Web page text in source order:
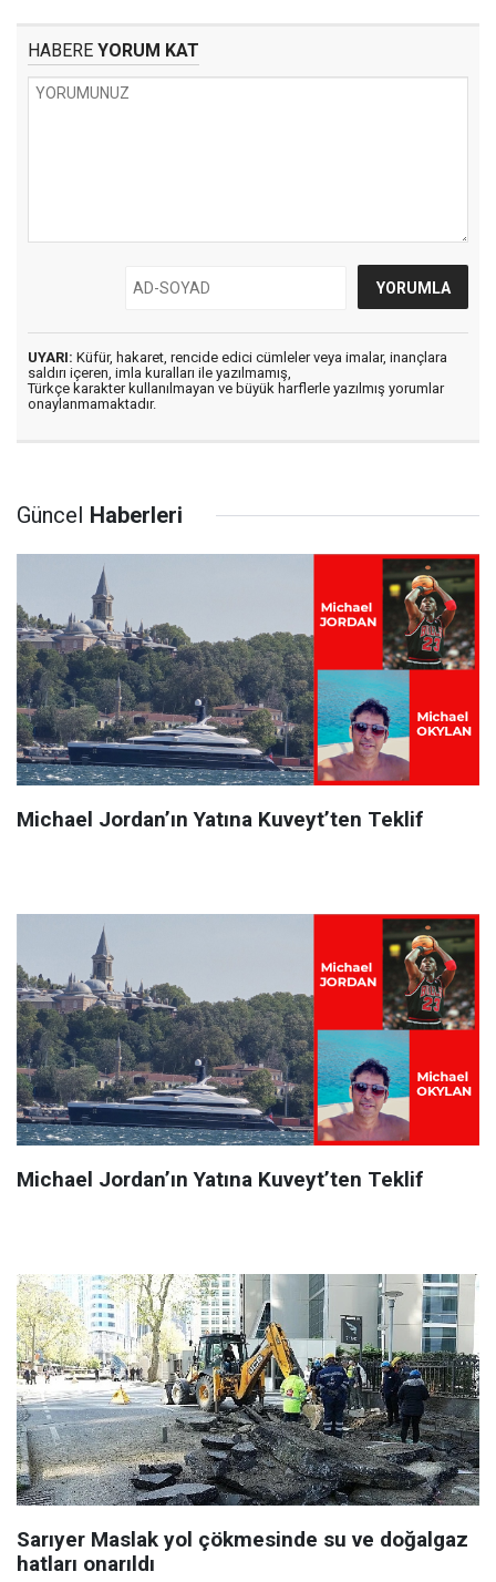
HABERE YORUM KAT
UYARI: Küfür, hakaret, rencide edici cümleler veya imalar, inançlara
saldırı içeren, imla kuralları ile yazılmamış,
Türkçe karakter kullanılmayan ve büyük harflerle yazılmış yorumlar
onaylanmamaktadır.
Güncel Haberleri
Michael Jordan’ın Yatına Kuveyt’ten Teklif
Michael Jordan’ın Yatına Kuveyt’ten Teklif
Sarıyer Maslak yol çökmesinde su ve doğalgaz
hatları onarıldı